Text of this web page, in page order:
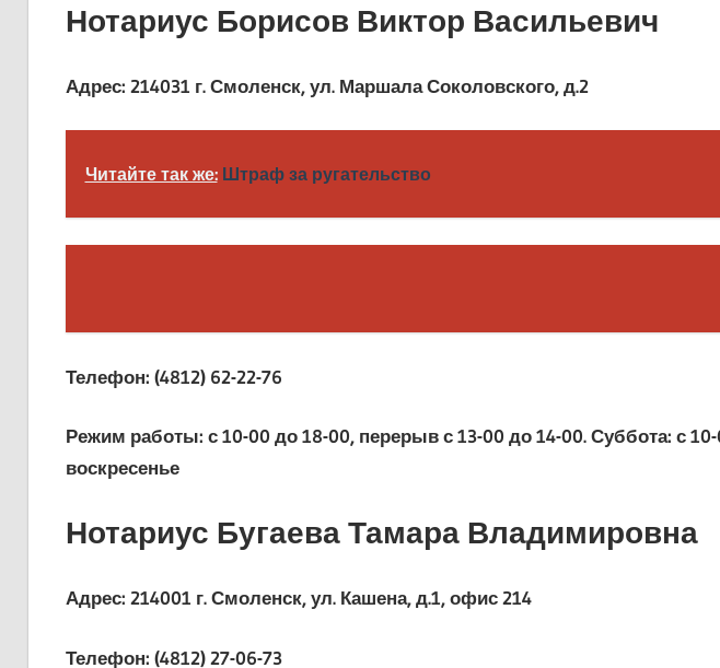
Нотариус Борисов Виктор Васильевич
Адрес: 214031 г. Смоленск, ул. Маршала Соколовского, д.2
Читайте так же: Штраф за ругательство
Телефон: (4812) 62-22-76
Режим работы: с 10-00 до 18-00, перерыв с 13-00 до 14-00. Суббота: с
воскресенье
Нотариус Бугаева Тамара Владимировна
Адрес: 214001 г. Смоленск, ул. Кашена, д.1, офис 214
Телефон: (4812) 27-06-73